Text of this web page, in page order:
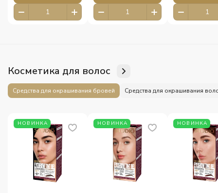
Косметика для волос
Средства для окрашивания бровей Средства для окрашивания
НОВИНКА НОВИНКА НОВИНКА